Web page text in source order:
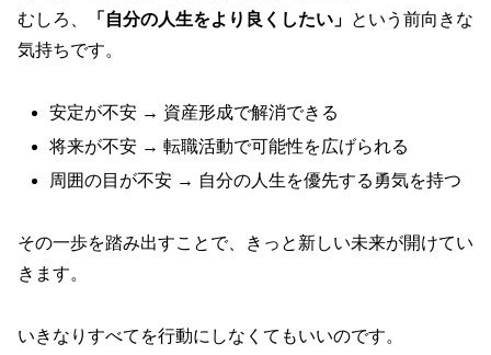
むしろ、
「自分の人生をより良くしたい」 という前向きな
気持ちです。
安定が不安 → 資産形成で解消できる
将来が不安 → 転職活動で可能性を広げられる
周囲の目が不安 → 自分の人生を優先する勇気を持つ
その一歩を踏み出すことで、きっと新しい未来が開けてい
きます。
いきなりすべてを行動にしなくてもいいのです。